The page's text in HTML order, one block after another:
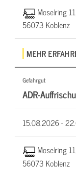
Moselring 11,
56073 Koblenz
MEHR
Gefahrgut
ADR-
15.08.2026 -
Moselring 11,
56073 Koblenz